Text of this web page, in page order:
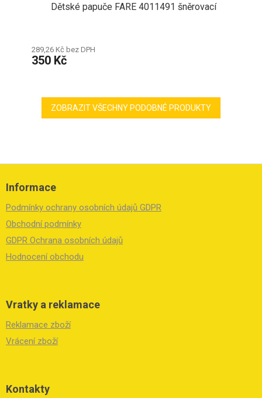
Dětské papuče FARE 4011491 šněrovací
289,26 Kč bez DPH
350 Kč
ZOBRAZIT VŠECHNY PODOBNÉ PRODUKTY
Z
Informace
Podmínky ochrany osobních údajů GDPR
Obchodní podmínky
GDPR Ochrana osobních údajů
Hodnocení obchodu
Vratky a reklamace
Reklamace zboží
Vrácení zboží
Kontakty